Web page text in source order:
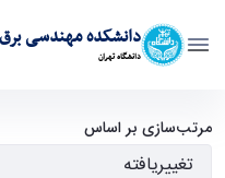
دانشکده مهندسی برق
دانشگاه تهران
کامپیوتر
مرتب‌سازی بر اساس